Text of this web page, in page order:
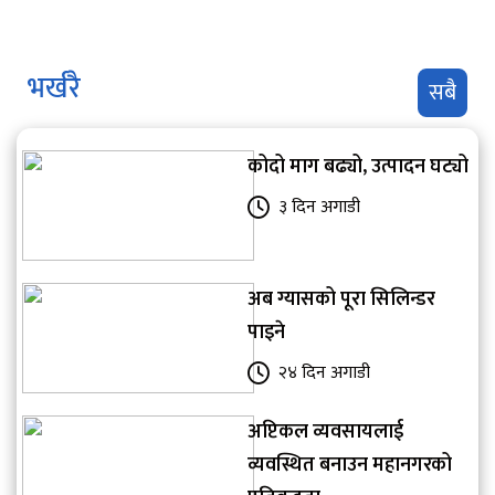
भर्खरै सबै
कोदो माग बढ्यो, उत्पादन घट्यो
३ दिन अगाडी
अब ग्यासको पूरा सिलिन्डर
पाइने
२४ दिन अगाडी
अप्टिकल व्यवसायलाई
व्यवस्थित बनाउन महानगरको